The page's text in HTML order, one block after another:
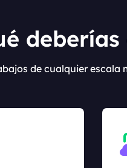
de cualquier